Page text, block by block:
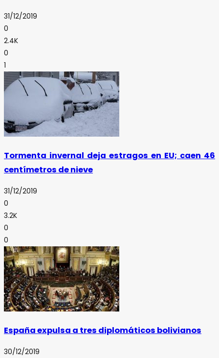
31/12/2019
0
2.4K
0
1
Tormenta invernal deja estragos en EU; caen 46
centímetros de nieve
31/12/2019
0
3.2K
0
0
España expulsa a tres diplomáticos bolivianos
30/12/2019